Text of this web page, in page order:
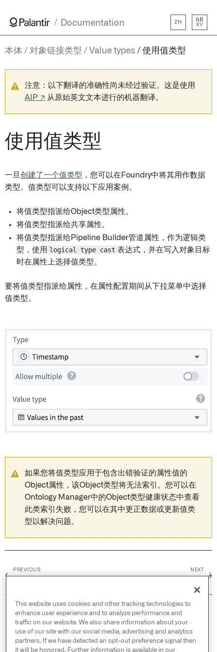
Documentation ZH
AB
XY
本体 对象链接类型 Value types 使用值类型
注意：以下翻译的准确性尚未经过验证。这是使用
AIP ↗ 从原始英文文本进行的机器翻译。
使用值类型
一旦创建了一个值类型 ，您可以在Foundry中将其用作数据
类型。值类型可以支持以下应用案例。
将值类型指派给Object类型属性。
将值类型指派给共享属性。
将值类型指派给Pipeline Builder管道属性，作为逻辑类
型，使用 logical type cast 表达式，并在写入对象目标
时在属性上选择值类型。
要将值类型指派给属性，在属性配置期间从下拉菜单中选择
值类型。
如果您将值类型应用于包含出错验证的属性值的
Object属性，该Object类型将无法索引。您可以在
Ontology Manager中的Object类型健康状态中查看
此类索引失败，您可以在其中更正数据或更新值类
型以解决问题。
←
PREVIOUS NEXT
→
© 2026 Palantir Technologies Inc. All rights
reserved.
Cookies Statement ↗
Privacy Statement ↗
This website uses cookies and other tracking technologies to
enhance user experience and to analyze performance and
traffic on our website. We also share information about your
use of our site with our social media, advertising and analytics
partners. If we have detected an opt-out preference signal then
it will be honored. Further information is available in our